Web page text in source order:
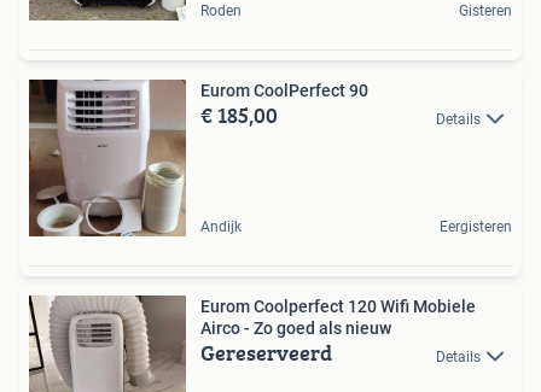
Roden Gisteren
Eurom CoolPerfect 90
€ 185,00 Details
Andijk Eergisteren
Eurom Coolperfect 120 Wifi Mobiele
Airco - Zo goed als nieuw
Gereserveerd Details